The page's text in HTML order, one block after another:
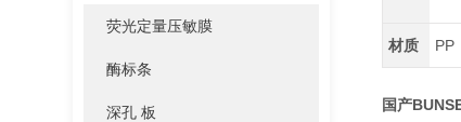
荧光定量压敏膜
酶标条
深孔 板
材质 PP
国产